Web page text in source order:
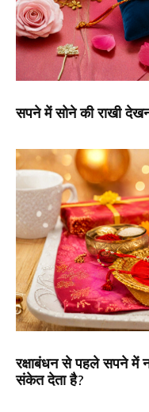
सपने में सोने की राखी
रक्षाबंधन से पहले सपने में
संकेत देता है?